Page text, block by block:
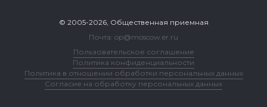
© 2005-2026, Общественная приемная
Почта: op@moscow.er.ru
Пользовательское соглашение
Политика конфиденциальности
Политика в отношении обработки персональных данных
Согласие на обработку персональных данных